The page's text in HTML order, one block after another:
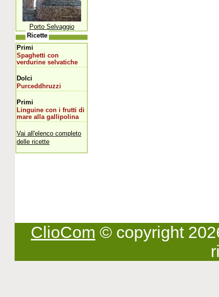
Porto Selvaggio
Ricette
Primi
Spaghetti con
verdurine selvatiche
Dolci
Purceddhruzzi
Primi
Linguine con i frutti di
mare alla gallipolina
Vai all'elenco completo
delle ricette
ClioCom © copyright